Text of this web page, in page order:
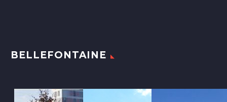
BELLEFONTAINE